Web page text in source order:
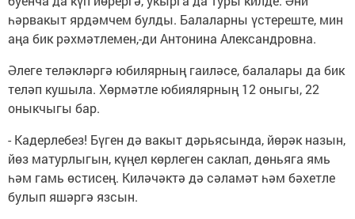
һәрвакыт ярдәмчем булды. Балаларны үстереште, мин
аңа бик рәхмәтлемен,-ди Антонина Александровна.
Әлеге теләкләргә юбилярның гаиләсе, балалары да бик
теләп кушыла. Хөрмәтле юбиялярның 12 оныгы, 22
оныкчыгы бар.
- Кадерлебез! Бүген дә вакыт дәрьясында, йөрәк назын,
йөз матурлыгын, күңел көрлеген саклап, дөньяга ямь
һәм гамь өстисең. Киләчәктә дә сәламәт һәм бәхетле
булып яшәргә язсын.